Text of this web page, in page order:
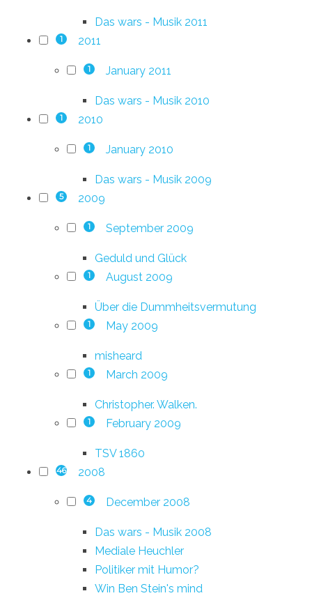
Das wars - Musik 2011
1 2011
1 January 2011
Das wars - Musik 2010
1 2010
1 January 2010
Das wars - Musik 2009
5 2009
1 September 2009
Geduld und Glück
1 August 2009
Über die Dummheitsvermutung
1 May 2009
misheard
1 March 2009
Christopher. Walken.
1 February 2009
TSV 1860
46 2008
4 December 2008
Das wars - Musik 2008
Mediale Heuchler
Politiker mit Humor?
Win Ben Stein's mind